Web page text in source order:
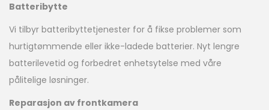
Batteribytte
Vi tilbyr batteribyttetjenester for å fikse problemer som
hurtigtømmende eller ikke-ladede batterier. Nyt lengre
batterilevetid og forbedret enhetsytelse med våre
pålitelige løsninger.
Reparasjon av frontkamera